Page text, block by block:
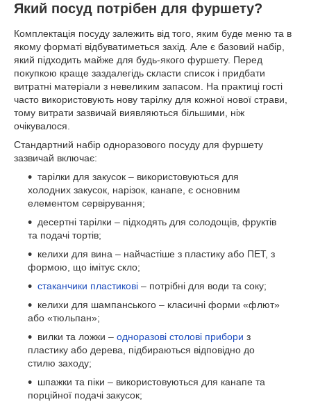
Який посуд потрібен для фуршету?
Комплектація посуду залежить від того, яким буде меню та в
якому форматі відбуватиметься захід. Але є базовий набір,
який підходить майже для будь-якого фуршету. Перед
покупкою краще заздалегідь скласти список і придбати
витратні матеріали з невеликим запасом. На практиці гості
часто використовують нову тарілку для кожної нової страви,
тому витрати зазвичай виявляються більшими, ніж
очікувалося.
Стандартний набір одноразового посуду для фуршету
зазвичай включає:
тарілки для закусок – використовуються для
холодних закусок, нарізок, канапе, є основним
елементом сервірування;
десертні тарілки – підходять для солодощів, фруктів
та подачі тортів;
келихи для вина – найчастіше з пластику або ПЕТ, з
формою, що імітує скло;
стаканчики пластикові – потрібні для води та соку;
келихи для шампанського – класичні форми «флют»
або «тюльпан»;
вилки та ложки – одноразові столові прибори з
пластику або дерева, підбираються відповідно до
стилю заходу;
шпажки та піки – використовуються для канапе та
порційної подачі закусок;